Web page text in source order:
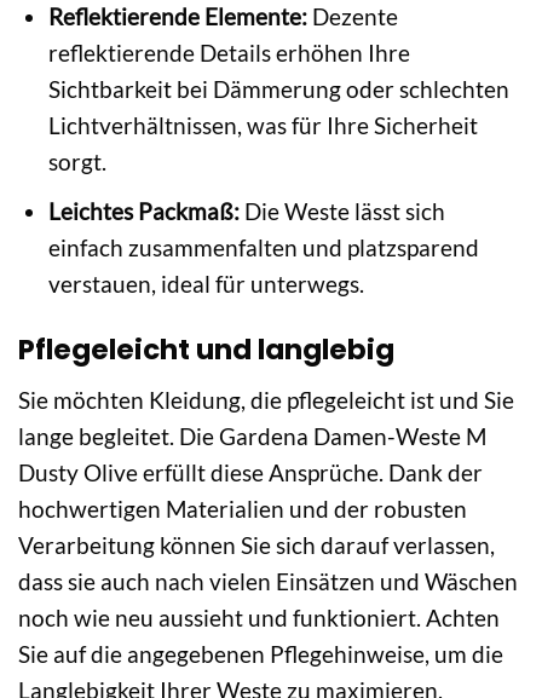
Reflektierende Elemente:Dezente
reflektierende Details erhöhen Ihre
Sichtbarkeit bei Dämmerung oder schlechten
Lichtverhältnissen, was für Ihre Sicherheit
sorgt.
Leichtes Packmaß:Die Weste lässt sich
einfach zusammenfalten und platzsparend
verstauen, ideal für unterwegs.
Pflegeleicht und langlebig
Sie möchten Kleidung, die pflegeleicht ist und Sie
lange begleitet. Die Gardena Damen-Weste M
Dusty Olive erfüllt diese Ansprüche. Dank der
hochwertigen Materialien und der robusten
Verarbeitung können Sie sich darauf verlassen,
dass sie auch nach vielen Einsätzen und Wäschen
noch wie neu aussieht und funktioniert. Achten
Sie auf die angegebenen Pflegehinweise, um die
Langlebigkeit Ihrer Weste zu maximieren.